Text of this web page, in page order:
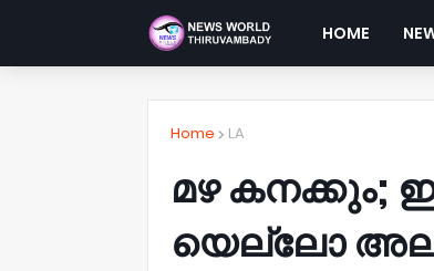
HOME
Home LA
മഴ കനക്കും;
യെല്ലോ